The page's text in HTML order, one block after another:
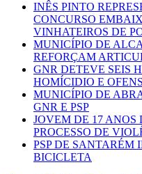
INÊS PINTO
CONCURSO
VINHATEIROS DE
MUNICÍPIO DE
REFORÇAM
GNR DETEVE SEIS
HOMÍCIDIO E
MUNICÍPIO DE
GNR E PSP
JOVEM DE 17
PROCESSO DE
PSP DE SANTARÉM
BICICLETA